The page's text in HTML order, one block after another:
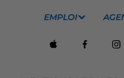
EMPLOI